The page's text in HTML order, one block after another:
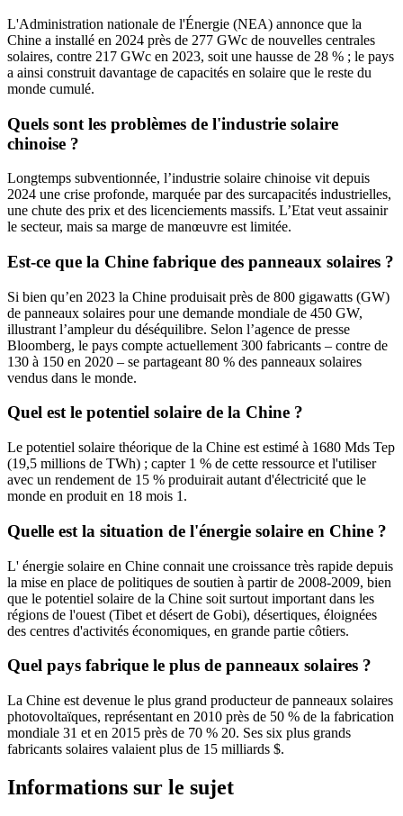
L'Administration nationale de l'Énergie (NEA) annonce que la
Chine a installé en 2024 près de 277 GWc de nouvelles centrales
solaires, contre 217 GWc en 2023, soit une hausse de 28 % ; le pays
a ainsi construit davantage de capacités en solaire que le reste du
monde cumulé.
Quels sont les problèmes de l'industrie solaire
chinoise ?
Longtemps subventionnée, l’industrie solaire chinoise vit depuis
2024 une crise profonde, marquée par des surcapacités industrielles,
une chute des prix et des licenciements massifs. L’Etat veut assainir
le secteur, mais sa marge de manœuvre est limitée.
Est-ce que la Chine fabrique des panneaux solaires ?
Si bien qu’en 2023 la Chine produisait près de 800 gigawatts (GW)
de panneaux solaires pour une demande mondiale de 450 GW,
illustrant l’ampleur du déséquilibre. Selon l’agence de presse
Bloomberg, le pays compte actuellement 300 fabricants – contre de
130 à 150 en 2020 – se partageant 80 % des panneaux solaires
vendus dans le monde.
Quel est le potentiel solaire de la Chine ?
Le potentiel solaire théorique de la Chine est estimé à 1680 Mds Tep
(19,5 millions de TWh) ; capter 1 % de cette ressource et l'utiliser
avec un rendement de 15 % produirait autant d'électricité que le
monde en produit en 18 mois 1.
Quelle est la situation de l'énergie solaire en Chine ?
L' énergie solaire en Chine connait une croissance très rapide depuis
la mise en place de politiques de soutien à partir de 2008-2009, bien
que le potentiel solaire de la Chine soit surtout important dans les
régions de l'ouest (Tibet et désert de Gobi), désertiques, éloignées
des centres d'activités économiques, en grande partie côtiers.
Quel pays fabrique le plus de panneaux solaires ?
La Chine est devenue le plus grand producteur de panneaux solaires
photovoltaïques, représentant en 2010 près de 50 % de la fabrication
mondiale 31 et en 2015 près de 70 % 20. Ses six plus grands
fabricants solaires valaient plus de 15 milliards $.
Informations sur le sujet